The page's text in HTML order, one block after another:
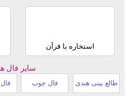
استخاره با قرآن
سایر فال
طالع بینی هندی فال چوب